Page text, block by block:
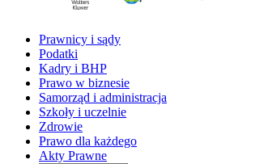
Prawnicy i sądy
Podatki
Kadry i BHP
Prawo w biznesie
Samorząd i administracja
Szkoły i uczelnie
Zdrowie
Prawo dla każdego
Akty Prawne